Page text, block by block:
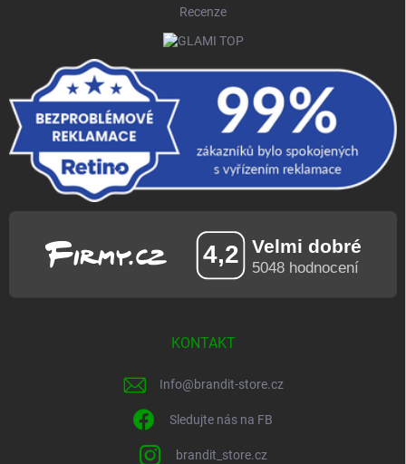
Recenze
KONTAKT
Info@brandit-store.cz
Sledujte nás na FB
brandit_store.cz